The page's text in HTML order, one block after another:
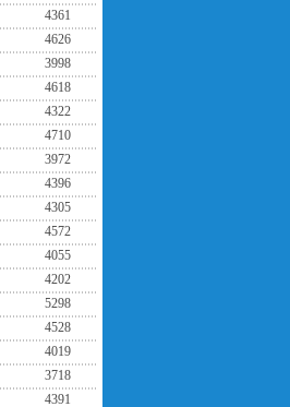
4361
4626
3998
4618
4322
4710
3972
4396
4305
4572
4055
4202
5298
4528
4019
3718
4391